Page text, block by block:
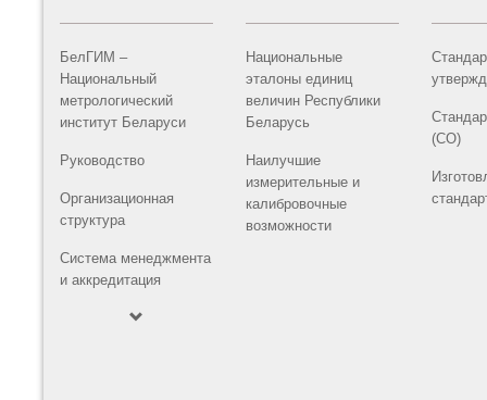
БелГИМ –
Национальный
метрологический
институт Беларуси
Руководство
Организационная
структура
Система менеджмента
и аккредитация
Национальные
эталоны единиц
величин Республики
Беларусь
Наилучшие
измерительные и
калибровочные
возможности
(СО)